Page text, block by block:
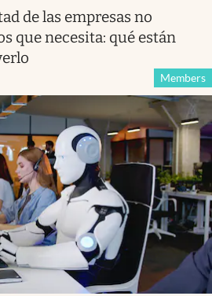
de las empresas no
que necesita: qué están
Members